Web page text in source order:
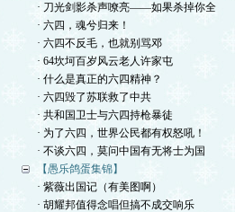
· 刀光剑影杀声嘹亮——如果杀掉你全
· 六四，魂兮归来！
· 六四不反毛，也就别骂邓
· 64坎坷百岁风云老人许家屯
· 什么是真正的六四精神？
· 六四毁了苏联救了中共
· 共和国卫士与六四持枪暴徒
· 为了六四，世界公民都有权怒吼！
· 不谈六四，莫问中国有无将士为国
【愚乐鸽蛋集锦】
· 紫薇出国记（有美图啊）
· 胡耀邦值得念唱但搞不成交响乐